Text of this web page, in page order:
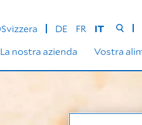
Svizzera DE FR IT
La nostra azienda
Vostra